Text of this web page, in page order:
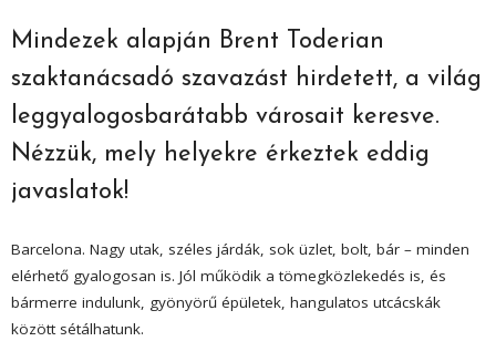
Mindezek alapján Brent Toderian
szaktanácsadó szavazást hirdetett, a világ
leggyalogosbarátabb városait keresve.
Nézzük, mely helyekre érkeztek eddig
javaslatok!
Barcelona. Nagy utak, széles járdák, sok üzlet, bolt, bár – minden
elérhető gyalogosan is. Jól működik a tömegközlekedés is, és
bármerre indulunk, gyönyörű épületek, hangulatos utcácskák
között sétálhatunk.